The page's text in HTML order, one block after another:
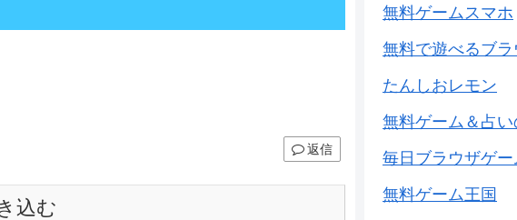
返信
込む
無料ゲームスマホ
無料で遊べるブ
たんしおレモン
無料ゲーム＆占い
毎日ブラウザゲー
無料ゲーム王国